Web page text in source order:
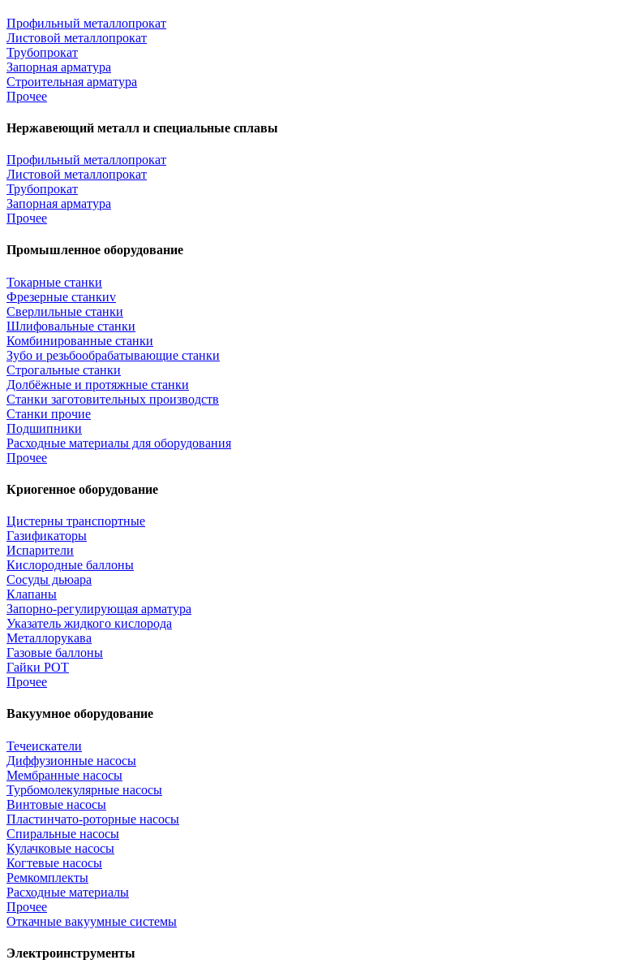
Профильный металлопрокат
Листовой металлопрокат
Трубопрокат
Запорная арматура
Строительная арматура
Прочее
Нержавеющий металл и специальные сплавы
Профильный металлопрокат
Листовой металлопрокат
Трубопрокат
Запорная арматура
Прочее
Промышленное оборудование
Токарные станки
Фрезерные станкиv
Сверлильные станки
Шлифовальные станки
Комбинированные станки
Зубо и резьбообрабатывающие станки
Строгальные станки
Долбёжные и протяжные станки
Станки заготовительных производств
Станки прочие
Подшипники
Расходные материалы для оборудования
Прочее
Криогенное оборудование
Цистерны транспортные
Газификаторы
Испарители
Кислородные баллоны
Сосуды дьюара
Клапаны
Запорно-регулирующая арматура
Указатель жидкого кислорода
Металлорукава
Газовые баллоны
Гайки РОТ
Прочее
Вакуумное оборудование
Течеискатели
Диффузионные насосы
Мембранные насосы
Турбомолекулярные насосы
Винтовые насосы
Пластинчато-роторные насосы
Спиральные насосы
Кулачковые насосы
Когтевые насосы
Ремкомплекты
Расходные материалы
Прочее
Откачные вакуумные системы
Электроинструменты